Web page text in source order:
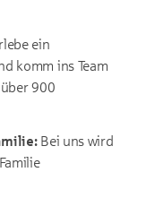
ein
komm ins Team
900
Bei uns wird